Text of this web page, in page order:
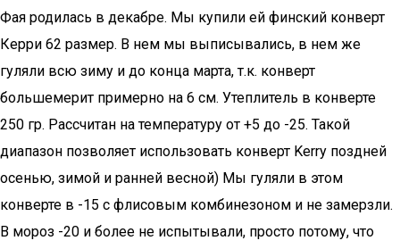
Фая родилась в декабре. Мы купили ей финский конверт
Керри 62 размер. В нем мы выписывались, в нем же
гуляли всю зиму и до конца марта, т.к. конверт
большемерит примерно на 6 см. Утеплитель в конверте
250 гр. Рассчитан на температуру от +5 до -25. Такой
диапазон позволяет использовать конверт Kerry поздней
осенью, зимой и ранней весной) Мы гуляли в этом
конверте в -15 с флисовым комбинезоном и не замерзли.
В мороз -20 и более не испытывали, просто потому, что